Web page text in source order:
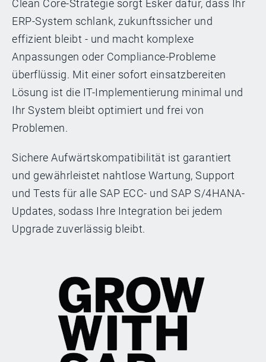
Clean Core-Strategie sorgt Esker dafür, dass Ihr
ERP-System schlank, zukunftssicher und
effizient bleibt - und macht komplexe
Anpassungen oder Compliance-Probleme
überflüssig. Mit einer sofort einsatzbereiten
Lösung ist die IT-Implementierung minimal und
Ihr System bleibt optimiert und frei von
Problemen.
Sichere Aufwärtskompatibilität ist garantiert
und gewährleistet nahtlose Wartung, Support
und Tests für alle SAP ECC- und SAP S/4HANA-
Updates, sodass Ihre Integration bei jedem
Upgrade zuverlässig bleibt.